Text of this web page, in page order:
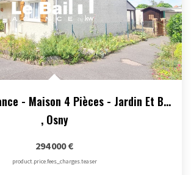
Clos De Fleurance - Maison 4 Pièces - Jardin Et Box
, Osny
294 000 €
product.price.fees_charges.teaser